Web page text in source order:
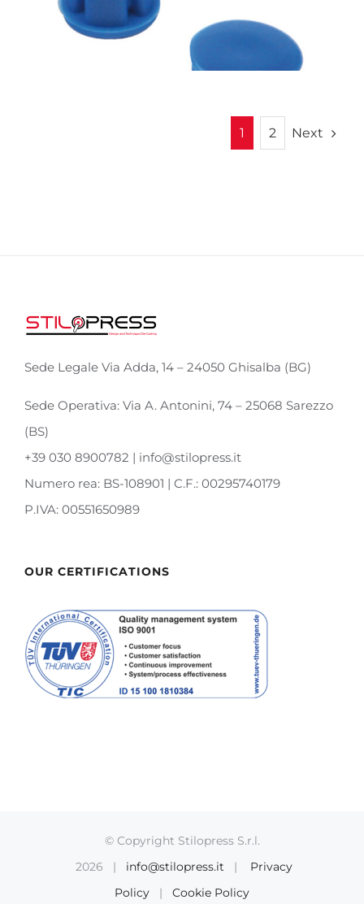
1 2 Next
Sede Legale Via Adda, 14 – 24050 Ghisalba (BG)
Sede Operativa: Via A. Antonini, 74 – 25068 Sarezzo
(BS)
+39 030 8900782 | info@stilopress.it
Numero rea: BS-108901 | C.F.: 00295740179
P.IVA: 00551650989
OUR CERTIFICATIONS
© Copyright Stilopress S.r.l.
2026 | info@stilopress.it | Privacy
Policy | Cookie Policy